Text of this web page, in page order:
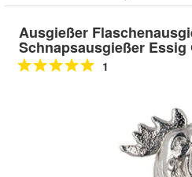
Ausgießer
Schnapsausgießer Essig
1